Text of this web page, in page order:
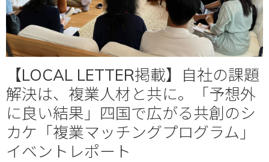
【LOCAL LETTER掲載】自社の課題
解決は、複業人材と共に。「予想外
に良い結果」四国で広がる共創のシ
カケ「複業マッチングプログラム」
イベントレポート